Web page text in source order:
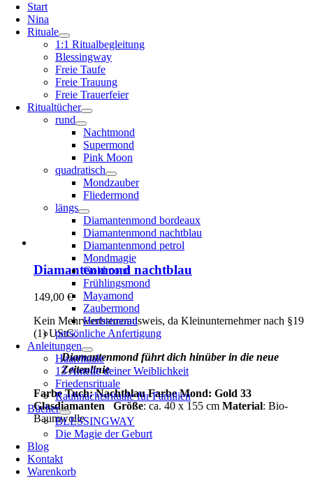
Start
Nina
Rituale
1:1 Ritualbegleitung
Blessingway
Freie Taufe
Freie Trauung
Freie Trauerfeier
Ritualtücher
rund
Nachtmond
Supermond
Pink Moon
quadratisch
Mondzauber
Fliedermond
längs
Diamantenmond bordeaux
Diamantenmond nachtblau
Diamantenmond petrol
Mondmagie
Goldmond
Frühlingsmond
Mayamond
Zaubermond
Herbstmond
persönliche Anfertigung
Anleitungen
Haarrituale
13 Anteile deiner Weiblichkeit
Friedensrituale
Rauhnachtsrituale für Familien
Bücher
BLESSINGWAY
Die Magie der Geburt
Blog
Kontakt
Warenkorb
Diamantenmond nachtblau
149,00 €
Kein Mehrwertsteuerausweis, da Kleinunternehmer nach §19
(1) UStG.
Diamantenmond führt dich hinüber in die neue
Zeitenlinie
Farbe Tuch: Nachtblau Farbe Mond: Gold 33
Glasdiamanten
Größe: ca. 40 x 155 cm Material: Bio-
Baumwolle